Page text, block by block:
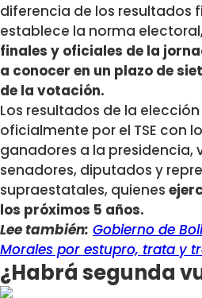
diferencia de los resultados
establece la norma
finales y oficiales de la
a conocer en un plazo de
de la votación.
Los resultados de la
oficialmente por el TSE con
ganadores a la presidencia,
senadores, diputados y
supraestatales, quienes
los próximos 5 años.
Lee también: Gobierno de
Morales por estupro, trata y
¿Habrá segunda